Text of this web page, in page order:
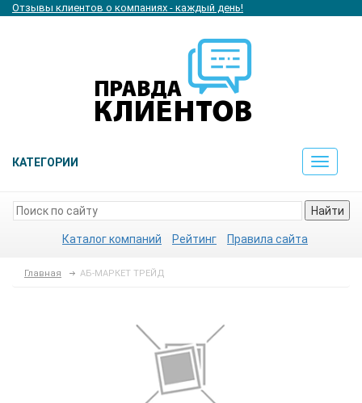
Отзывы клиентов о компаниях - каждый день!
КАТЕГОРИИ
Toggle
Найти
Каталог компаний Рейтинг Правила сайта
Главная АБ-МАРКЕТ ТРЕЙД